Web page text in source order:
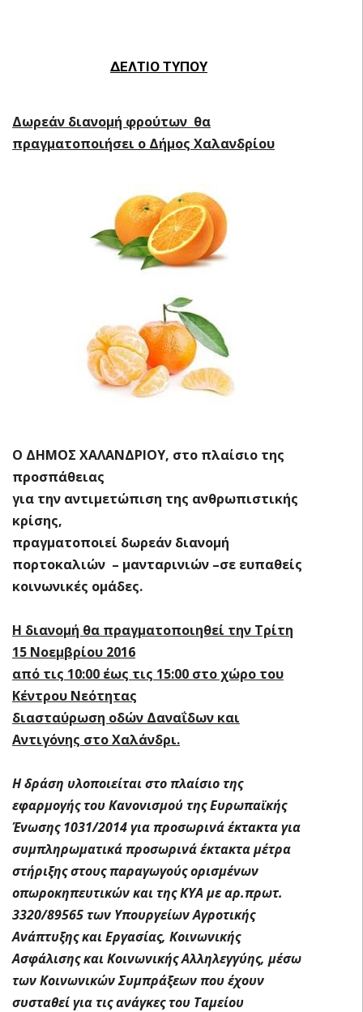
ΔΕΛΤΙΟ ΤΥΠΟΥ
Δωρεάν διανομή φρούτων θα
πραγματοποιήσει ο Δήμος Χαλανδρίου
Ο ΔΗΜΟΣ ΧΑΛΑΝΔΡΙΟΥ, στο πλαίσιο της
προσπάθειας
για την αντιμετώπιση της ανθρωπιστικής
κρίσης,
πραγματοποιεί δωρεάν διανομή
πορτοκαλιών – μανταρινιών –σε ευπαθείς
κοινωνικές ομάδες.
Η διανομή θα πραγματοποιηθεί την Τρίτη
15 Νοεμβρίου 2016
από τις 10:00 έως τις 15:00 στο χώρο του
Κέντρου Νεότητας
διασταύρωση οδών Δαναΐδων και
Αντιγόνης στο Χαλάνδρι.
Η δράση υλοποιείται στο πλαίσιο της
εφαρμογής του Κανονισμού της Ευρωπαϊκής
Ένωσης 1031/2014 για προσωρινά έκτακτα για
συμπληρωματικά προσωρινά έκτακτα μέτρα
στήριξης στους παραγωγούς ορισμένων
οπωροκηπευτικών και της ΚΥΑ με αρ.πρωτ.
3320/89565 των Υπουργείων Αγροτικής
Ανάπτυξης και Εργασίας, Κοινωνικής
Ασφάλισης και Κοινωνικής Αλληλεγγύης, μέσω
των Κοινωνικών Συμπράξεων που έχουν
συσταθεί για τις ανάγκες του Ταμείου